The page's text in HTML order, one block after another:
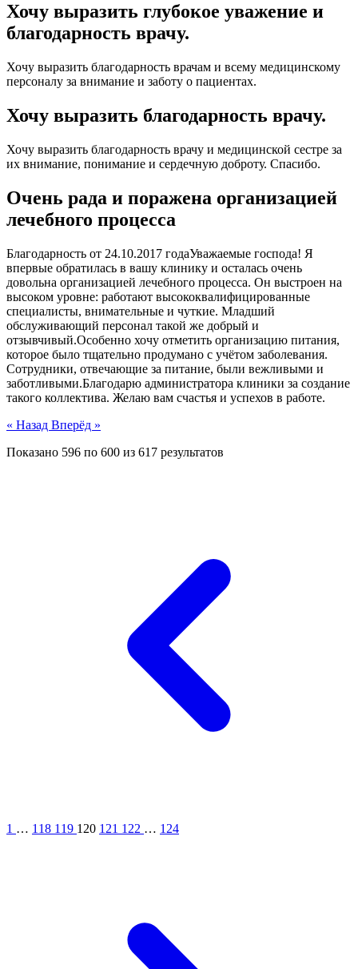
Хочу выразить глубокое уважение и
благодарность врачу.
Хочу выразить благодарность врачам и всему медицинскому
персоналу за внимание и заботу о пациентах.
Хочу выразить благодарность врачу.
Хочу выразить благодарность врачу и медицинской сестре за
их внимание, понимание и сердечную доброту. Спасибо.
Очень рада и поражена организацией
лечебного процесса
Благодарность от 24.10.2017 годаУважаемые господа! Я
впервые обратилась в вашу клинику и осталась очень
довольна организацией лечебного процесса. Он выстроен на
высоком уровне: работают высококвалифицированные
специалисты, внимательные и чуткие. Младший
обслуживающий персонал такой же добрый и
отзывчивый.Особенно хочу отметить организацию питания,
которое было тщательно продумано с учётом заболевания.
Сотрудники, отвечающие за питание, были вежливыми и
заботливыми.Благодарю администратора клиники за создание
такого коллектива. Желаю вам счастья и успехов в работе.
« Назад Вперёд »
Показано 596 по 600 из 617 результатов
1 … 118 119 120 121 122 … 124